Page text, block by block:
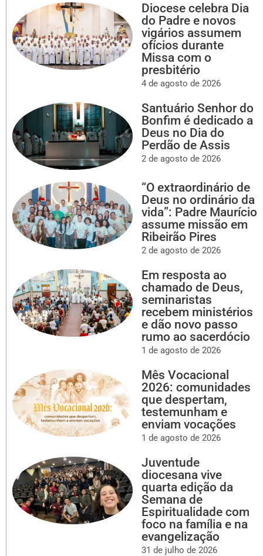
Diocese celebra Dia
do Padre e novos
vigários assumem
ofícios durante
Missa com o
presbitério
4 de agosto de 2026
Santuário Senhor do
Bonfim é dedicado a
Deus no Dia do
Perdão de Assis
2 de agosto de 2026
“O extraordinário de
Deus no ordinário da
vida”: Padre Maurício
assume missão em
Ribeirão Pires
2 de agosto de 2026
Em resposta ao
chamado de Deus,
seminaristas
recebem ministérios
e dão novo passo
rumo ao sacerdócio
1 de agosto de 2026
Mês Vocacional
2026: comunidades
que despertam,
testemunham e
enviam vocações
1 de agosto de 2026
Juventude
diocesana vive
quarta edição da
Semana de
Espiritualidade com
foco na família e na
evangelização
31 de julho de 2026